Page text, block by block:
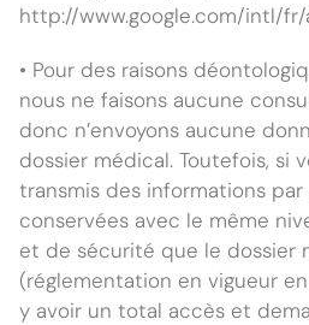
http://www.google.com/intl/
• Pour des raisons
nous ne faisons aucune
donc n’envoyons aucune
dossier médical. Toutefois, si
transmis des informations
conservées avec le même
et de sécurité que le dossier
(réglementation en vigueur
y avoir un total accès et